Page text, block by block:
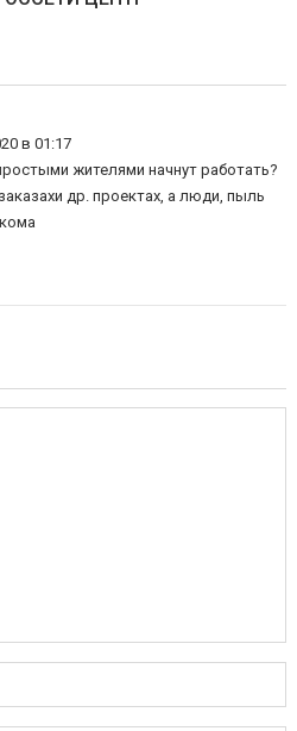
в 01:17
жителями начнут работать?
др. проектах, а люди, пыль